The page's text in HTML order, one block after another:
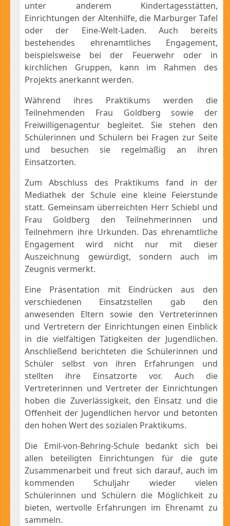
unter anderem Kindertagesstätten,
Einrichtungen der Altenhilfe, die Marburger Tafel
oder der Eine-Welt-Laden. Auch bereits
bestehendes ehrenamtliches Engagement,
beispielsweise bei der Feuerwehr oder in
kirchlichen Gruppen, kann im Rahmen des
Projekts anerkannt werden.
Während ihres Praktikums werden die
Teilnehmenden Frau Goldberg sowie der
Freiwilligenagentur begleitet. Sie stehen den
Schülerinnen und Schülern bei Fragen zur Seite
und besuchen sie regelmäßig an ihren
Einsatzorten.
Zum Abschluss des Praktikums fand in der
Mediathek der Schule eine kleine Feierstunde
statt. Gemeinsam überreichten Herr Schiebl und
Frau Goldberg den Teilnehmerinnen und
Teilnehmern ihre Urkunden. Das ehrenamtliche
Engagement wird nicht nur mit dieser
Auszeichnung gewürdigt, sondern auch im
Zeugnis vermerkt.
Eine Präsentation mit Eindrücken aus den
verschiedenen Einsatzstellen gab den
anwesenden Eltern sowie den Vertreterinnen
und Vertretern der Einrichtungen einen Einblick
in die vielfältigen Tätigkeiten der Jugendlichen.
Anschließend berichteten die Schülerinnen und
Schüler selbst von ihren Erfahrungen und
stellten ihre Einsatzorte vor. Auch die
Vertreterinnen und Vertreter der Einrichtungen
hoben die Zuverlässigkeit, den Einsatz und die
Offenheit der Jugendlichen hervor und betonten
den hohen Wert des sozialen Praktikums.
Die Emil-von-Behring-Schule bedankt sich bei
allen beteiligten Einrichtungen für die gute
Zusammenarbeit und freut sich darauf, auch im
kommenden Schuljahr wieder vielen
Schülerinnen und Schülern die Möglichkeit zu
bieten, wertvolle Erfahrungen im Ehrenamt zu
sammeln.